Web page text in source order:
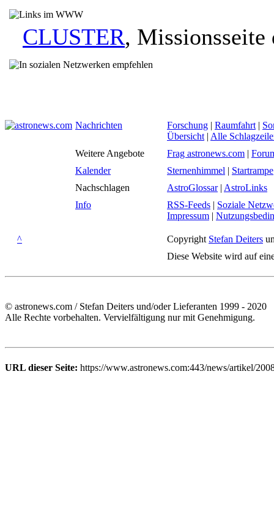
CLUSTER, Missionsseite
Nachrichten Forschung | Raumfahrt |
Übersicht | Alle
Weitere Angebote
Frag astronews.com |
Kalender
Sternenhimmel | Startrampe
Nachschlagen
AstroGlossar| AstroLinks
Info
RSS-Feeds | Soziale
Impressum |
^ Copyright Stefan Deiters
Diese Website wird auf
© astronews.com / Stefan Deiters und/oder Lieferanten 1999 - 2020
Alle Rechte vorbehalten. Vervielfältigung nur mit Genehmigung.
URL dieser Seite: https://www.astronews.com:443/news/artikel/